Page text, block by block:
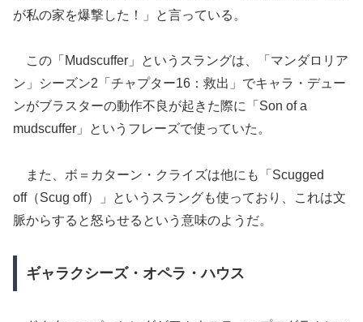
が私の家を爆撃した！」と言っている。
この「Mudscuffer」というスラングは、「マンダロリア
ン」シーズン2「チャプター16：救出」でキャラ・デュー
ンがブラスターの動作不良が起きた際に「Son of a
mudscuffer」というフレーズで使っていた。
また、ボ＝カターン・クライズは他にも「Scugged
off（Scug off）」というスラングも使っており、これは文
脈からすると怒らせるという意味のようだ。
ギャラクシーズ・オペラ・ハウス